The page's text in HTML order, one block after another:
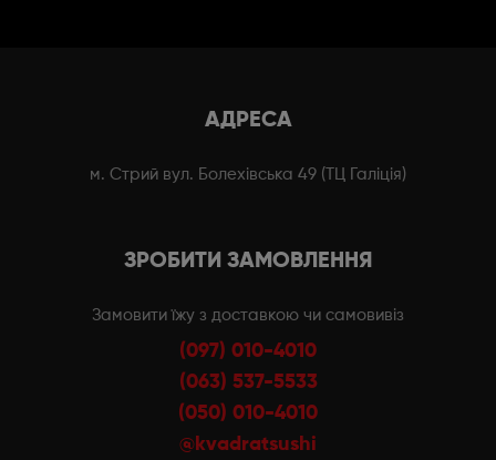
АДРЕСА
м. Стрий вул. Болехівська 49 (ТЦ Галіція)
ЗРОБИТИ ЗАМОВЛЕННЯ
Замовити їжу з доставкою чи самовивіз
(097) 010-4010
(063) 537-5533
(050) 010-4010
@kvadratsushi